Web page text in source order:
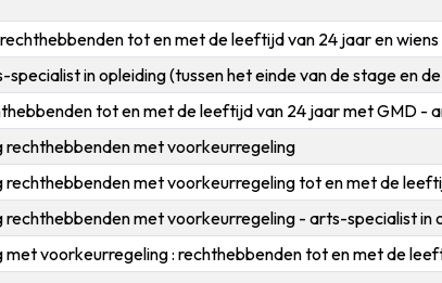
tot en met de leeftijd van 24 jaar en
specialist in opleiding (tussen het einde van de stage en
tot en met de leeftijd van 24 jaar met GMD -
rechthebbenden met voorkeurregeling
met voorkeurregeling tot en met de
met voorkeurregeling - arts-specialist in
voorkeurregeling : rechthebbenden tot en met de